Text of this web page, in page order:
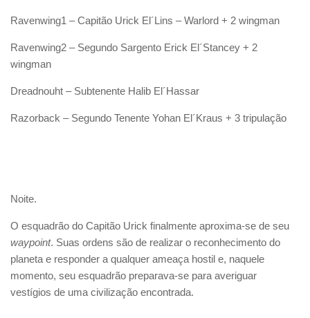
Ravenwing1 – Capitão Urick El´Lins – Warlord + 2 wingman
Ravenwing2 – Segundo Sargento Erick El´Stancey + 2
wingman
Dreadnouht – Subtenente Halib El´Hassar
Razorback – Segundo Tenente Yohan El´Kraus + 3 tripulação
Noite.
O esquadrão do Capitão Urick finalmente aproxima-se de seu
waypoint. Suas ordens são de realizar o reconhecimento do
planeta e responder a qualquer ameaça hostil e, naquele
momento, seu esquadrão preparava-se para averiguar
vestígios de uma civilização encontrada.